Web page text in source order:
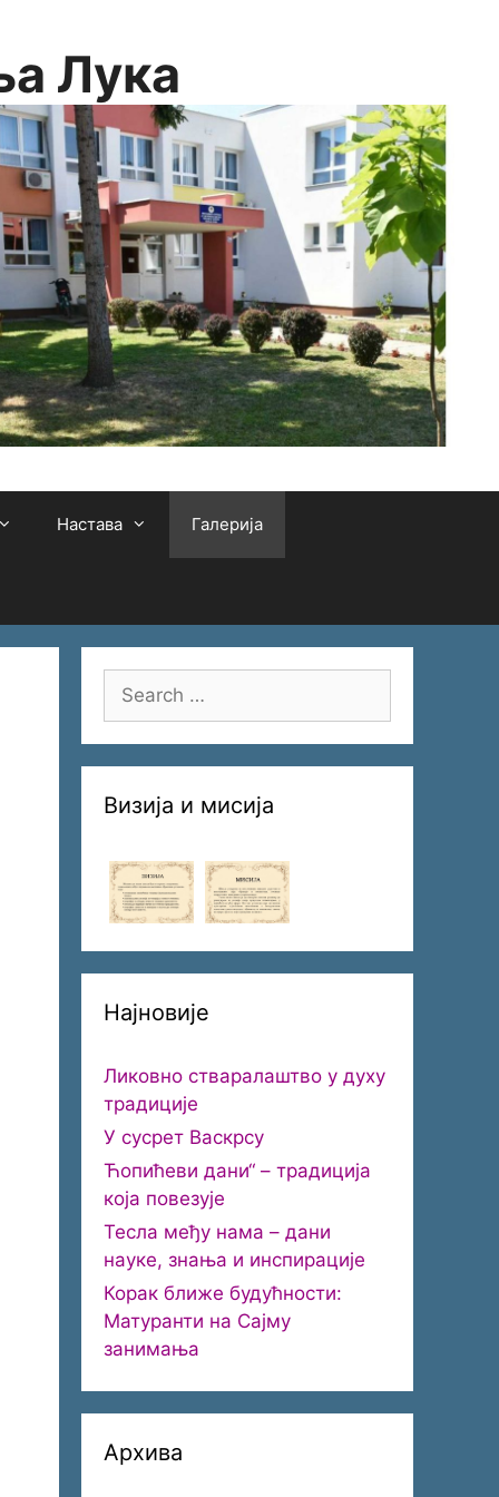
Лука
Настава Галерија
Search
for:
Визија и мисија
Најновије
Ликовно стваралаштво у духу
традиције
У сусрет Васкрсу
Ћопићеви дани“ – традиција
која повезује
Тесла међу нама – дани
науке, знања и инспирације
Корак ближе будућности:
Матуранти на Сајму
занимања
Архива